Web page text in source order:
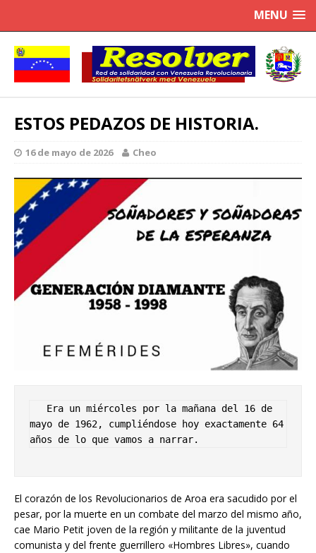
MENU
ESTOS PEDAZOS DE HISTORIA.
16 de mayo de 2026 Cheo
mayo de 1962, cumpliéndose hoy exactamente 64
años de lo que vamos a narrar.
El corazón de los Revolucionarios de Aroa era sacudido por el
pesar, por la muerte en un combate del marzo del mismo año,
cae Mario Petit joven de la región y militante de la juventud
comunista y del frente guerrillero «Hombres Libres», cuando